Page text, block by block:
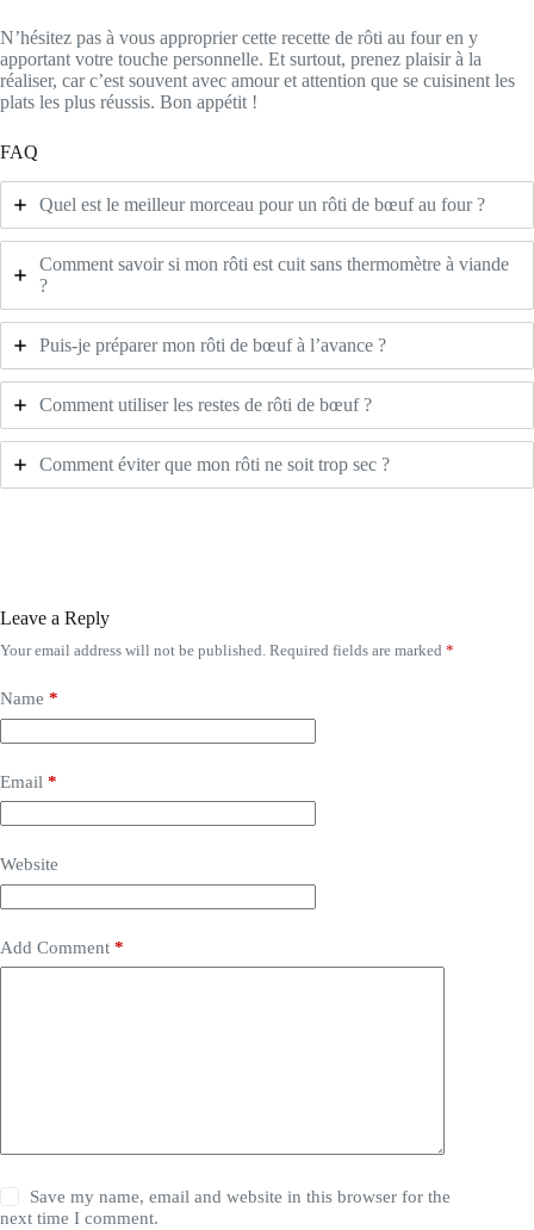
N’hésitez pas à vous approprier cette recette de rôti au four en y
apportant votre touche personnelle. Et surtout, prenez plaisir à la
réaliser, car c’est souvent avec amour et attention que se cuisinent les
plats les plus réussis. Bon appétit !
FAQ
Quel est le meilleur morceau pour un rôti de bœuf au four ?
Comment savoir si mon rôti est cuit sans thermomètre à viande
?
Puis-je préparer mon rôti de bœuf à l’avance ?
Comment utiliser les restes de rôti de bœuf ?
Comment éviter que mon rôti ne soit trop sec ?
Leave a Reply
Your email address will not be published. Required fields are marked *
Name *
Email *
Website
Add Comment *
Save my name, email and website in this browser for the
next time I comment.